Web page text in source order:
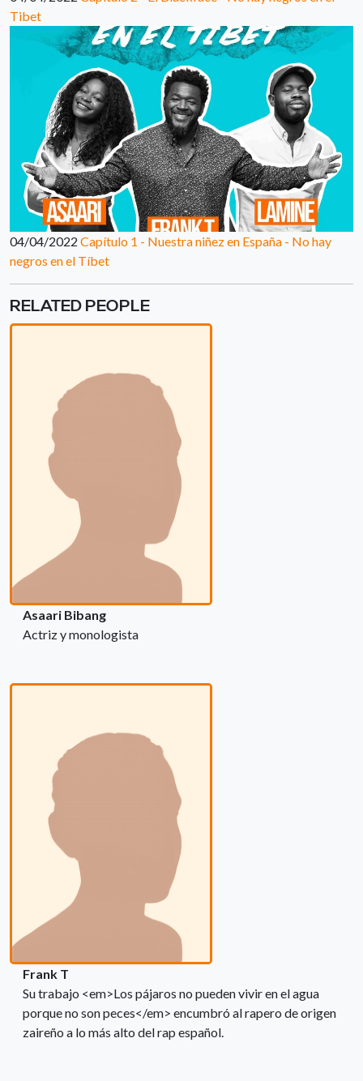
Tibet
04/04/2022 Capítulo 1 - Nuestra niñez en España - No hay
negros en el Tíbet
RELATED PEOPLE
Asaari Bibang
Actriz y monologista
Frank T
Su trabajo <em>Los pájaros no pueden vivir en el agua
porque no son peces</em> encumbró al rapero de origen
zaireño a lo más alto del rap español.